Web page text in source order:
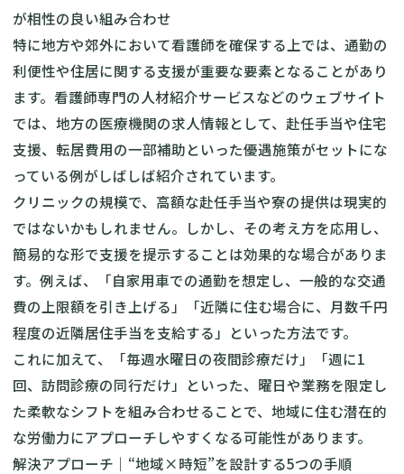
が相性の良い組み合わせ
特に地方や郊外において看護師を確保する上では、通勤の
利便性や住居に関する支援が重要な要素となることがあり
ます。看護師専門の人材紹介サービスなどのウェブサイト
では、地方の医療機関の求人情報として、赴任手当や住宅
支援、転居費用の一部補助といった優遇施策がセットにな
っている例がしばしば紹介されています。
クリニックの規模で、高額な赴任手当や寮の提供は現実的
ではないかもしれません。しかし、その考え方を応用し、
簡易的な形で支援を提示することは効果的な場合がありま
す。例えば、「自家用車での通勤を想定し、一般的な交通
費の上限額を引き上げる」「近隣に住む場合に、月数千円
程度の近隣居住手当を支給する」といった方法です。
これに加えて、「毎週水曜日の夜間診療だけ」「週に1
回、訪問診療の同行だけ」といった、曜日や業務を限定し
た柔軟なシフトを組み合わせることで、地域に住む潜在的
な労働力にアプローチしやすくなる可能性があります。
解決アプローチ｜“地域×時短”を設計する5つの手順